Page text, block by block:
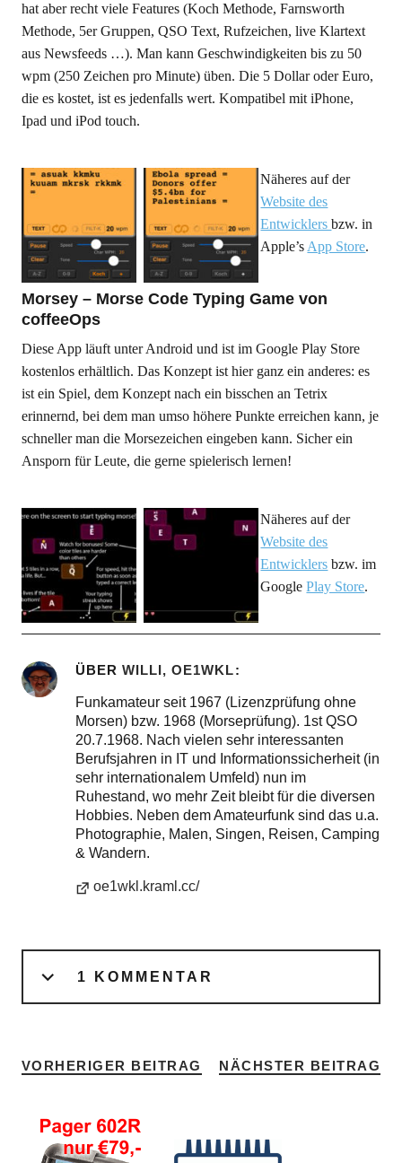
hat aber recht viele Features (Koch Methode, Farnsworth
Methode, 5er Gruppen, QSO Text, Rufzeichen, live Klartext
aus Newsfeeds …). Man kann Geschwindigkeiten bis zu 50
wpm (250 Zeichen pro Minute) üben. Die 5 Dollar oder Euro,
die es kostet, ist es jedenfalls wert. Kompatibel mit iPhone,
Ipad und iPod touch.
Näheres auf der
Website des
Entwicklersbzw. in
Apple’sApp Store.
Morsey – Morse Code Typing Game von
coffeeOps
Diese App läuft unter Android und ist im Google Play Store
kostenlos erhältlich. Das Konzept ist hier ganz ein anderes: es
ist ein Spiel, dem Konzept nach ein bisschen an Tetrix
erinnernd, bei dem man umso höhere Punkte erreichen kann, je
schneller man die Morsezeichen eingeben kann. Sicher ein
Ansporn für Leute, die gerne spielerisch lernen!
Näheres auf der
Website des
Entwicklers bzw. im
GooglePlay Store.
ÜBER WILLI, OE1WKL
Funkamateur seit 1967 (Lizenzprüfung ohne
Morsen) bzw. 1968 (Morseprüfung). 1st QSO
20.7.1968. Nach vielen sehr interessanten
Berufsjahren in IT und Informationssicherheit (in
sehr internationalem Umfeld) nun im
Ruhestand, wo mehr Zeit bleibt für die diversen
Hobbies. Neben dem Amateurfunk sind das u.a.
Photographie, Malen, Singen, Reisen, Camping
& Wandern.
oe1wkl.kraml.cc/
1 KOMMENTAR
VORHERIGER BEITRAG NÄCHSTER BEITRAG